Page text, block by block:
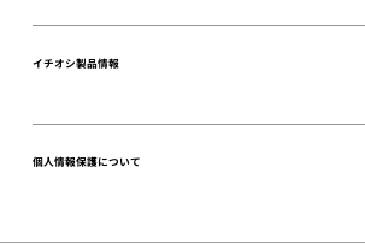
イチオシ製品情報
個人情報保護について